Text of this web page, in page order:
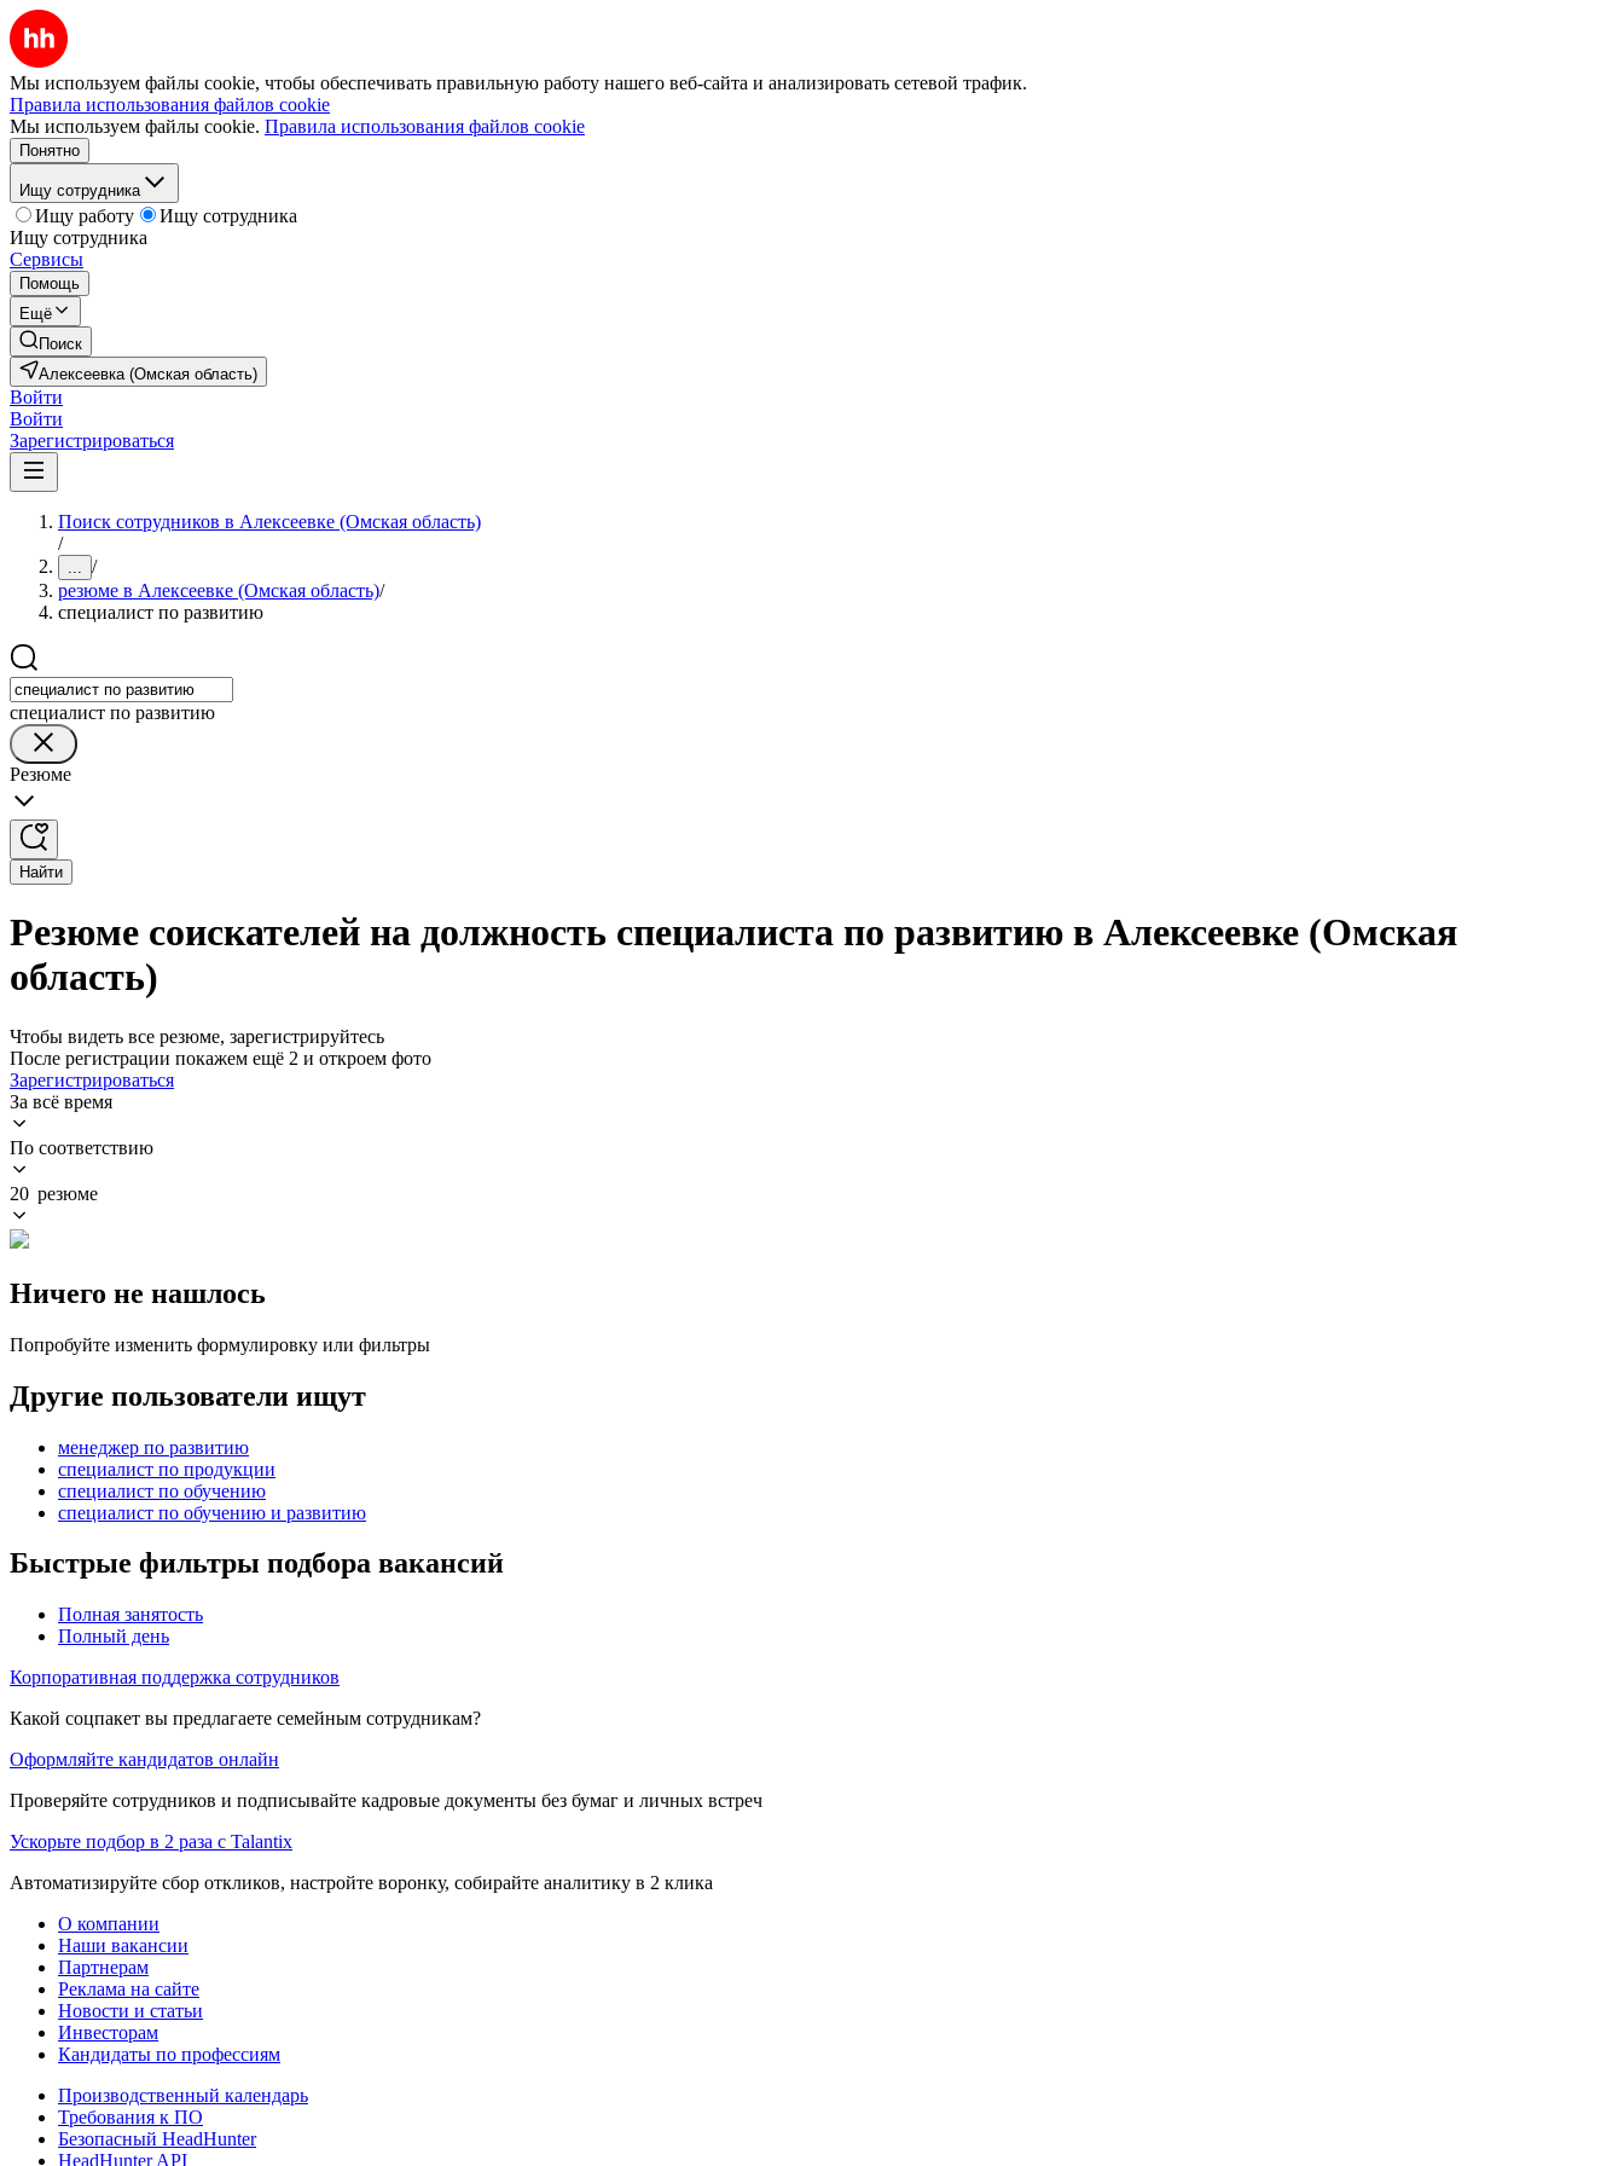
Мы используем файлы cookie, чтобы обеспечивать правильную работу нашего веб-сайта и анализировать сетевой трафик.
Правила использования файлов cookie
Мы используем файлы cookie. Правила использования файлов cookie
Понятно
Ищу сотрудника
Ищу работу
Ищу сотрудника
Ищу сотрудника
Сервисы
Помощь
Ещё
Поиск
Алексеевка (Омская область)
Войти
Войти
Зарегистрироваться
Поиск сотрудников в Алексеевке (Омская область)
/
... /
резюме в Алексеевке (Омская область)/
специалист по развитию
специалист по развитию
Резюме
Найти
Резюме соискателей на должность специалиста по развитию в Алексеевке (Омская
область)
Чтобы видеть все резюме, зарегистрируйтесь
После регистрации покажем ещё 2 и откроем фото
Зарегистрироваться
За всё время
По соответствию
20 резюме
Ничего не нашлось
Попробуйте изменить формулировку или фильтры
Другие пользователи ищут
менеджер по развитию
специалист по продукции
специалист по обучению
специалист по обучению и развитию
Быстрые фильтры подбора вакансий
Полная занятость
Полный день
Корпоративная поддержка сотрудников
Какой соцпакет вы предлагаете семейным сотрудникам?
Оформляйте кандидатов онлайн
Проверяйте сотрудников и подписывайте кадровые документы без бумаг и личных встреч
Ускорьте подбор в 2 раза с Talantix
Автоматизируйте сбор откликов, настройте воронку, собирайте аналитику в 2 клика
О компании
Наши вакансии
Партнерам
Реклама на сайте
Новости и статьи
Инвесторам
Кандидаты по профессиям
Производственный календарь
Требования к ПО
Безопасный HeadHunter
HeadHunter API